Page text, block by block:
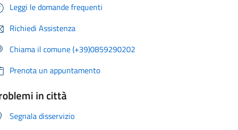
Leggi le domande frequenti
Richiedi Assistenza
Chiama il comune (+39)0859290202
Prenota un appuntamento
in città
Segnala disservizio